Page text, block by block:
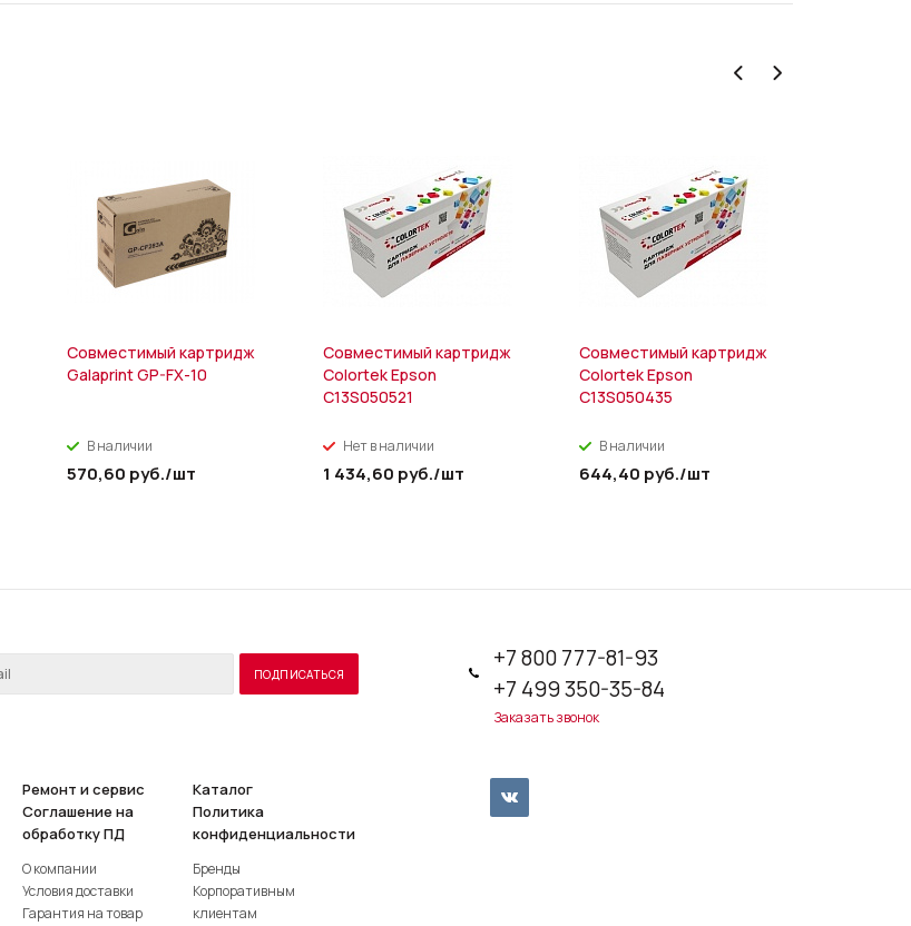
Совместимый картридж
Galaprint GP-FX-10
В наличии
570,60 руб./шт
Совместимый картридж
Colortek Epson
C13S050521
Нет в наличии
1 434,60 руб./шт
Совместимый картридж
Colortek Epson
C13S050435
В наличии
644,40 руб./шт
+7 800 777-81-93
+7 499 350-35-84
Заказать звонок
Ремонт и сервис
Каталог
Соглашение на
обработку ПД
Политика
конфиденциальности
О компании
Условия доставки
Гарантия на товар
Бренды
Корпоративным
клиентам